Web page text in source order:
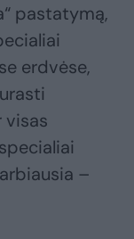
pastatymą,
erdvėse,
visas
–